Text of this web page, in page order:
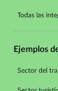
Todas las
Ejemplos
Sector del